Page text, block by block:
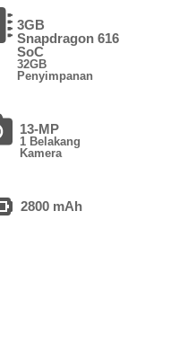
3GB
Snapdragon 616
SoC
32GB
Penyimpanan
13-MP
1 Belakang
Kamera
2800 mAh